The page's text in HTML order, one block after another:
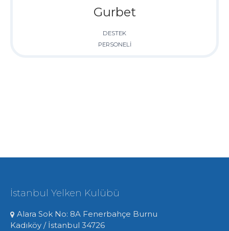
Gurbet
DESTEK
PERSONELİ
İstanbul Yelken Kulübü
Alara Sok No: 8A Fenerbahçe Burnu
Kadıköy / İstanbul 34726